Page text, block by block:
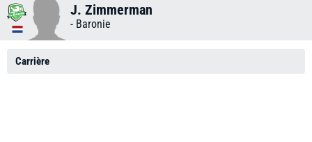
J. Zimmerman
- Baronie
Carrière